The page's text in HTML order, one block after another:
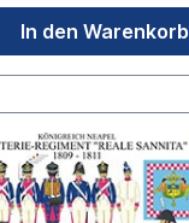
In den Warenkorb